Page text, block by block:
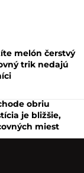
melón čerstvý
trik nedajú
obriu
je bližšie,
miest